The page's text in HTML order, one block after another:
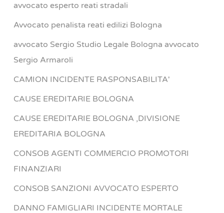
avvocato esperto reati stradali
Avvocato penalista reati edilizi Bologna
avvocato Sergio Studio Legale Bologna avvocato
Sergio Armaroli
CAMION INCIDENTE RASPONSABILITA'
CAUSE EREDITARIE BOLOGNA
CAUSE EREDITARIE BOLOGNA ,DIVISIONE
EREDITARIA BOLOGNA
CONSOB AGENTI COMMERCIO PROMOTORI
FINANZIARI
CONSOB SANZIONI AVVOCATO ESPERTO
DANNO FAMIGLIARI INCIDENTE MORTALE